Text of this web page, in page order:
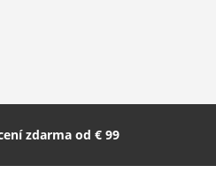
(Italiano) Italien (Deutsch)
zdarma od € 99